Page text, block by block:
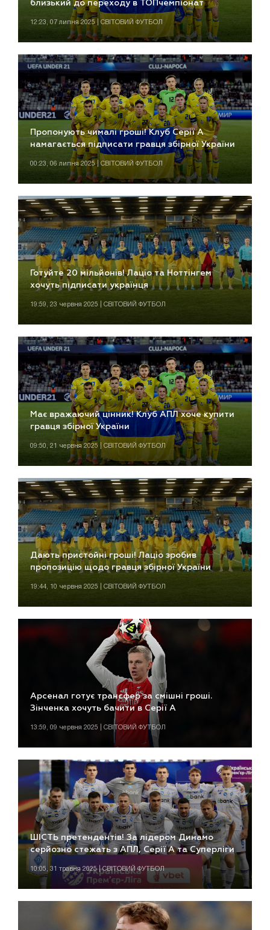
близький до переходу в ТОПчемпіонат
12:23, 07 липня 2025 | СВІТОВИЙ ФУТБОЛ
Пропонують чималі гроші! Клуб Серії А
намагається підписати гравця збірної України
00:23, 06 липня 2025 | СВІТОВИЙ ФУТБОЛ
Готуйте 20 мільйонів! Лаціо та Ноттінгем
хочуть підписати українця
19:59, 23 червня 2025 | СВІТОВИЙ ФУТБОЛ
Має вражаючий цінник! Клуб АПЛ хоче купити
гравця збірної України
09:50, 21 червня 2025 | СВІТОВИЙ ФУТБОЛ
Дають пристойні гроші! Лаціо зробив
пропозицію щодо гравця збірної України
19:44, 10 червня 2025 | СВІТОВИЙ ФУТБОЛ
Арсенал готує трансфер за смішні гроші.
Зінченка хочуть бачити в Серії А
13:59, 09 червня 2025 | СВІТОВИЙ ФУТБОЛ
ШІСТЬ претендентів! За лідером Динамо
серйозно стежать з АПЛ, Серії А та Суперліги
10:05, 31 травня 2025 | СВІТОВИЙ ФУТБОЛ